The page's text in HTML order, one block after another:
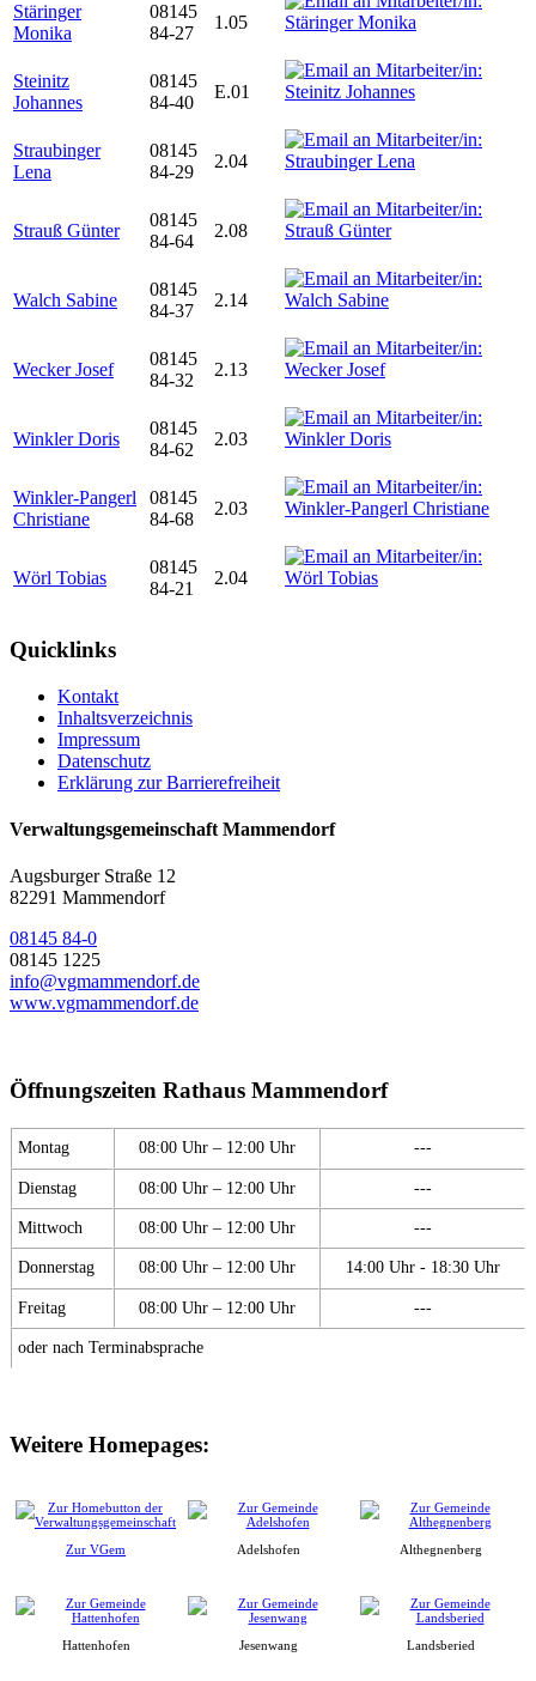
Stäringer
Monika
08145
84-27
1.05
Steinitz
Johannes
08145
84-40
E.01
Straubinger
Lena
08145
84-29
2.04
Strauß Günter
08145
84-64
2.08
Walch Sabine
08145
84-37
2.14
Wecker Josef
08145
84-32
2.13
Winkler Doris
08145
84-62
2.03
Winkler-Pangerl
Christiane
08145
84-68
2.03
Wörl Tobias
08145
84-21
2.04
Quicklinks
Kontakt
Inhaltsverzeichnis
Impressum
Datenschutz
Erklärung zur Barrierefreiheit
Verwaltungsgemeinschaft Mammendorf
Augsburger Straße 12
82291 Mammendorf
08145 84-0
08145 1225
info@vgmammendorf.de
www.vgmammendorf.de
Öffnungszeiten Rathaus Mammendorf
Montag 08:00 Uhr – 12:00 Uhr ---
Dienstag 08:00 Uhr – 12:00 Uhr ---
Mittwoch 08:00 Uhr – 12:00 Uhr ---
Donnerstag 08:00 Uhr – 12:00 Uhr 14:00 Uhr - 18:30 Uhr
Freitag 08:00 Uhr – 12:00 Uhr ---
oder nach Terminabsprache
Weitere Homepages:
Zur VGem Adelshofen Althegnenberg
Hattenhofen Jesenwang Landsberied